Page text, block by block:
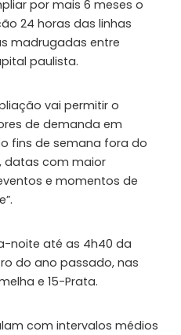
por mais 6 meses o
24 horas das linhas
madrugadas entre
paulista.
vai permitir o
de demanda em
fins de semana fora do
datas com maior
e momentos de
noite até as 4h40 da
do ano passado, nas
e 15-Prata.
com intervalos médios